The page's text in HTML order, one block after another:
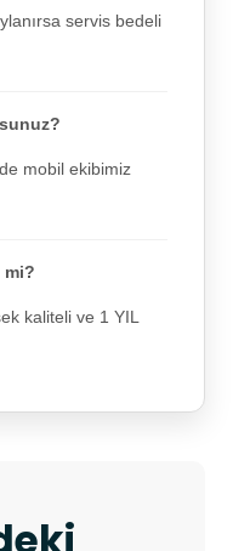
servis bedeli
mobil ekibimiz
mi?
kaliteli ve 1 YIL